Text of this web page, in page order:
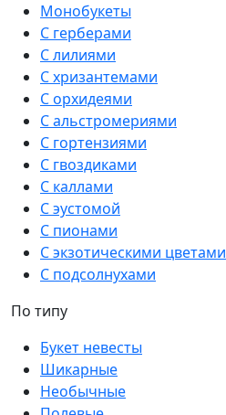
Монобукеты
С герберами
С лилиями
С хризантемами
С орхидеями
С альстромериями
С гортензиями
С гвоздиками
С каллами
С эустомой
С пионами
С экзотическими цветами
С подсолнухами
По типу
Букет невесты
Шикарные
Необычные